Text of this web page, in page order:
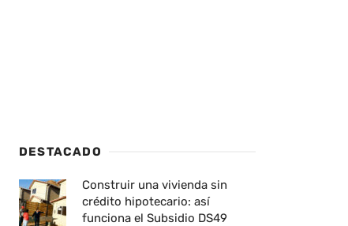
DESTACADO
Construir una vivienda sin
crédito hipotecario: así
funciona el Subsidio DS49